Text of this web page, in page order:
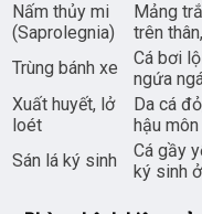
Nấm thủy mi
(Saprolegnia)
Mảng
trên
Trùng bánh xe
Cá bơi
ngứa
Xuất huyết, lở
loét
Da cá
hậu
Sán lá ký sinh
Cá gầy
ký sinh